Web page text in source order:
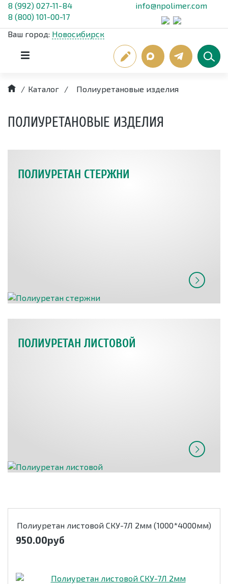
8 (992) 027-11-84
8 (800) 101-00-17
info@npolimer.com
Ваш город: Новосибирск
/ Каталог / Полиуретановые изделия
ПОЛИУРЕТАНОВЫЕ ИЗДЕЛИЯ
ПОЛИУРЕТАН СТЕРЖНИ
ПОЛИУРЕТАН ЛИСТОВОЙ
Полиуретан листовой СКУ-7Л 2мм (1000*4000мм)
950.00руб